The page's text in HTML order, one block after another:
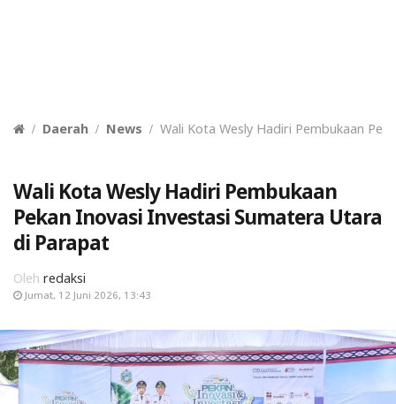
Daerah News Wali Kota Wesly Hadiri Pembukaan
Wali Kota Wesly Hadiri Pembukaan
Pekan Inovasi Investasi Sumatera Utara
di Parapat
Oleh redaksi
Jumat, 12 Juni 2026, 13:43